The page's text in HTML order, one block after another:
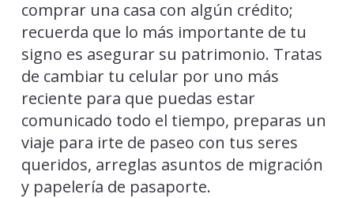
comprar una casa con algún crédito;
recuerda que lo más importante de tu
signo es asegurar su patrimonio. Tratas
de cambiar tu celular por uno más
reciente para que puedas estar
comunicado todo el tiempo, preparas un
viaje para irte de paseo con tus seres
queridos, arreglas asuntos de migración
y papelería de pasaporte.